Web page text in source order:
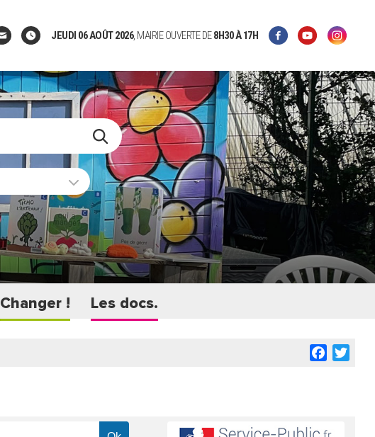
JEUDI 06 AOÛT 2026, MAIRIE OUVERTE DE8H30À 17H
Changer ! Les docs.
Facebook